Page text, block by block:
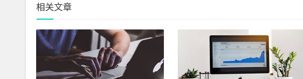
相关文章